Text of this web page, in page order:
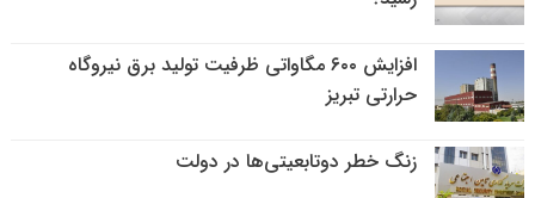
افزایش ۶۰۰ مگاواتی ظرفیت تولید برق نیروگاه
حرارتی تبریز
زنگ خطر دوتابعیتی‌ها در دولت